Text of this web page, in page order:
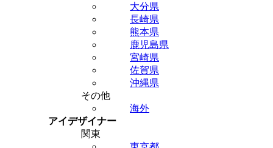
大分県
長崎県
熊本県
鹿児島県
宮崎県
佐賀県
沖縄県
その他
海外
アイデザイナー
関東